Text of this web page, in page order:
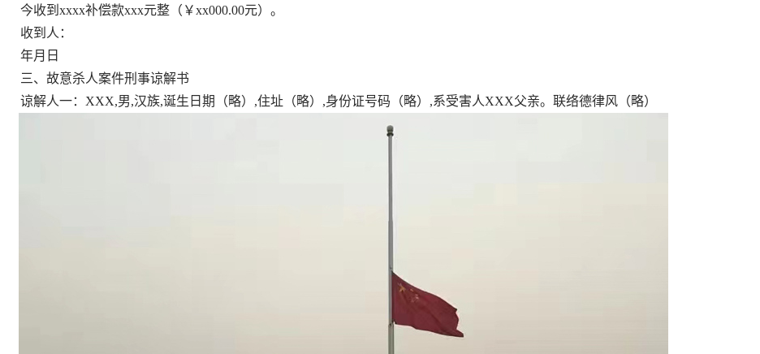
今收到xxxx补偿款xxx元整（￥xx000.00元）。
收到人：
年月日
三、故意杀人案件刑事谅解书
谅解人一：XXX,男,汉族,诞生日期（略）,住址（略）,身份证号码（略）,系受害人XXX父亲。联络德律风（略）